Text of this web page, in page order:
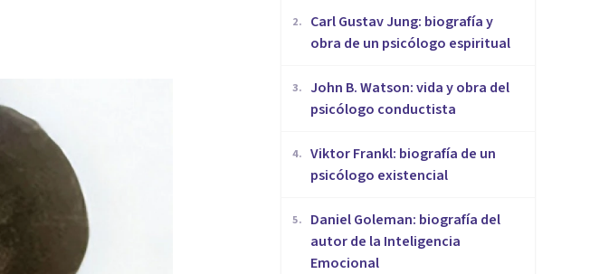
2.
​Carl Gustav Jung: biografía y
obra de un psicólogo espiritual
3. John B. Watson: vida y obra del
psicólogo conductista
4. Viktor Frankl: biografía de un
psicólogo existencial
5.
Daniel Goleman: biografía del
autor de la Inteligencia
Emocional